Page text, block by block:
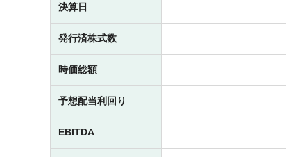
決算日
発行済株式数
時価総額
予想配当利回り
EBITDA